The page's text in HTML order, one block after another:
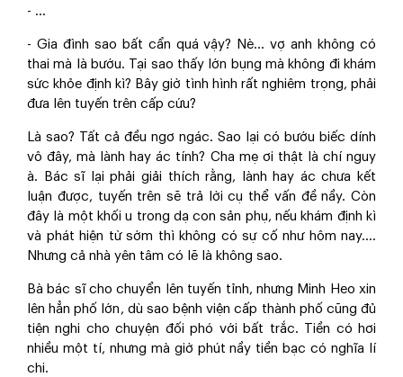
- …
- Gia đình sao bất cẩn quá vậy? Nè… vợ anh không có
thai mà là bướu. Tại sao thấy lớn bụng mà không đi khám
sức khỏe định kì? Bây giờ tình hình rất nghiêm trọng, phải
đưa lên tuyến trên cấp cứu?
Là sao? Tất cả đều ngơ ngác. Sao lại có bướu biếc dính
vô đây, mà lành hay ác tính? Cha mẹ ơi thật là chí nguy
à. Bác sĩ lại phải giải thích rằng, lành hay ác chưa kết
luận được, tuyến trên sẽ trả lời cụ thể vấn đề nầy. Còn
đây là một khối u trong dạ con sản phụ, nếu khám định kì
và phát hiện từ sớm thì không có sự cố như hôm nay….
Nhưng cả nhà yên tâm có lẽ là không sao.
Bà bác sĩ cho chuyển lên tuyến tỉnh, nhưng Minh Heo xin
lên hẳn phố lớn, dù sao bệnh viện cấp thành phố cũng đủ
tiện nghi cho chuyện đối phó với bất trắc. Tiền có hơi
nhiều một tí, nhưng mà giờ phút nầy tiền bạc có nghĩa lí
chi.